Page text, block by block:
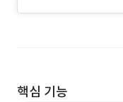
핵심 기능